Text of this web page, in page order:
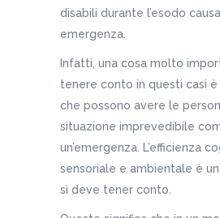
disabili durante l’esodo
emergenza.
Infatti, una cosa molto
tenere conto in questi casi è
che possono avere le
situazione imprevedibile
un’emergenza. L’efficienza
sensoriale e ambientale è
si deve tener conto.